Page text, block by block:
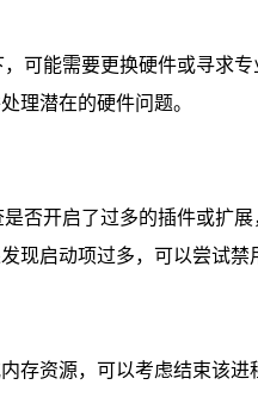
可能需要更换硬件或寻求专
理潜在的硬件问题。
否开启了过多的插件或扩展
现启动项过多，可以尝试
存资源，可以考虑结束该进